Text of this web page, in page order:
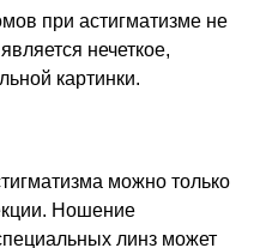
при астигматизме не
нечеткое,
картинки.
можно только
Ношение
линз может